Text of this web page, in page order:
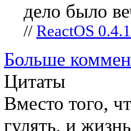
дело было
// ReactOS 0.4.1
Больше
Цитаты
Вместо того,
гулять, и